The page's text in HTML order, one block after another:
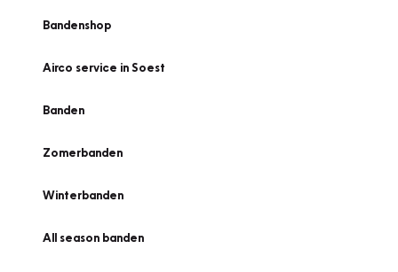
Bandenshop
Airco service in Soest
Banden
Zomerbanden
Winterbanden
All season banden